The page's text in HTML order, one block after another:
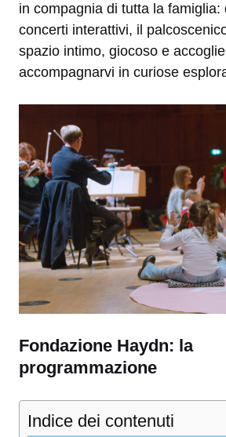
in compagnia di tutta la famiglia:
concerti interattivi, il
spazio intimo, giocoso e
accompagnarvi in curiose
Fondazione Haydn: la
programmazione
Indice dei contenuti